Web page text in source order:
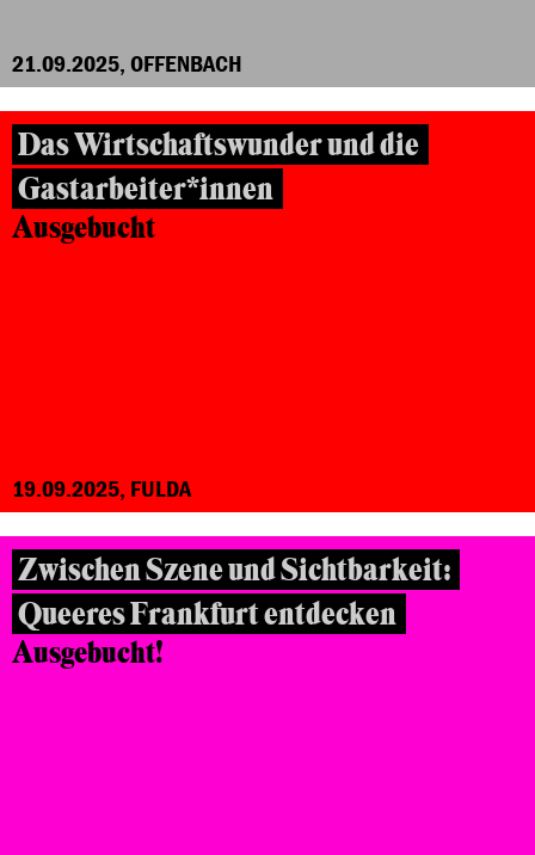
21.09.2025, OFFENBACH
Das Wirtschaftswunder und die
Gastarbeiter*innen
Ausgebucht
19.09.2025, FULDA
Zwischen Szene und Sichtbarkeit:
Queeres Frankfurt entdecken
Ausgebucht!